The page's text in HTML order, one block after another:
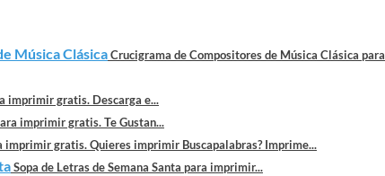
Música ClásicaCrucigrama de Compositores de Música Clásica para
imprimir gratis. Descarga e...
imprimir gratis. Te Gustan...
imprimir gratis. Quieres imprimir Buscapalabras? Imprime...
Sopa de Letras de Semana Santa para imprimir...